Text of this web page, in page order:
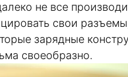
не все
свои
зарядные
своеобразно.